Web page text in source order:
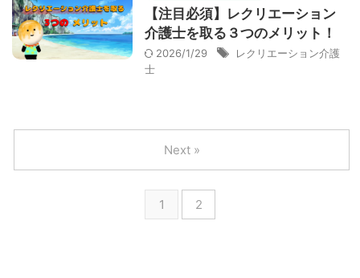
【注目必須】レクリエーション
介護士を取る３つのメリット！
2026/1/29
レクリエーション介護
士
1 2
Next »